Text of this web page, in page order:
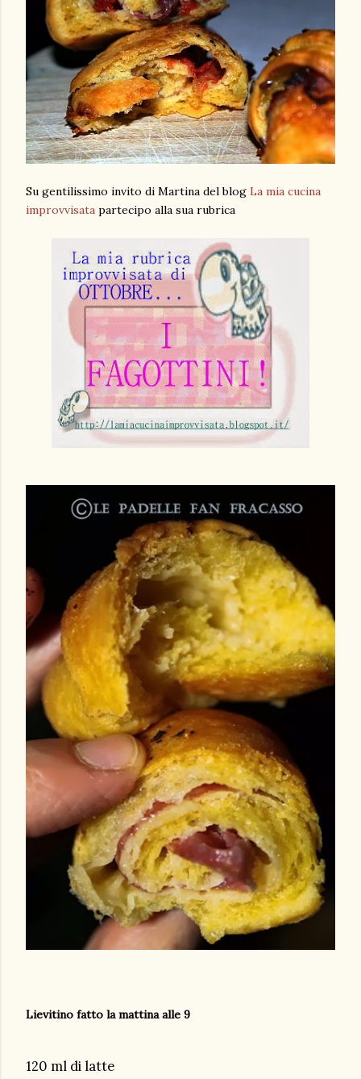
Su gentilissimo invito di Martina del blog La mia cucina
improvvisata partecipo alla sua rubrica
Lievitino fatto la mattina alle 9
120 ml di latte